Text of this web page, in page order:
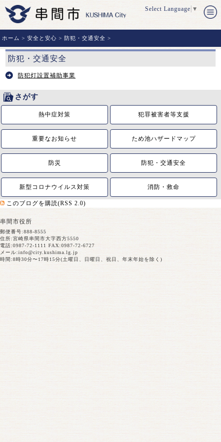
Select Language ▼
ホーム >安全と安心 >防犯・交通安全 >
防犯・交通安全
防犯灯設置補助事業
さがす
熱中症対策 犯罪被害者等支援
重要なお知らせ ため池ハザードマップ
防災 防犯・交通安全
新型コロナウイルス対策 消防・救命
このブログを購読(RSS 2.0)
串間市役所
郵便番号:888-8555
住所:宮崎県串間市大字西方5550
電話:0987-72-1111 FAX:0987-72-6727
メール:info@city.kushima.lg.jp
時間:8時30分〜17時15分(土曜日、日曜日、祝日、年末年始を除く)